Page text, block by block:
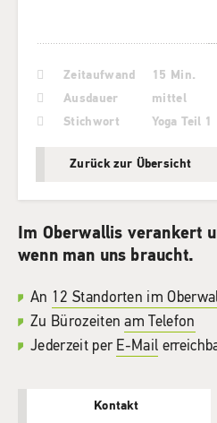
Zeitaufwand
15 Min.
Ausdauer
mittel
Stichwort
Yoga Teil 1
Zurück zur Übersicht
Im Oberwallis verankert
wenn man uns braucht.
An 12 Standorten im
Zu Bürozeitenam Telefon
Jederzeit per E-Mail
Kontakt